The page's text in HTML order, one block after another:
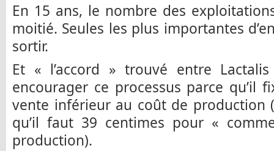
En 15 ans, le nombre des
moitié. Seules les plus importantes
sortir.
Et « l’accord » trouvé entre
encourager ce processus parce qu’il
vente inférieur au coût de production
qu’il faut 39 centimes pour «
production).